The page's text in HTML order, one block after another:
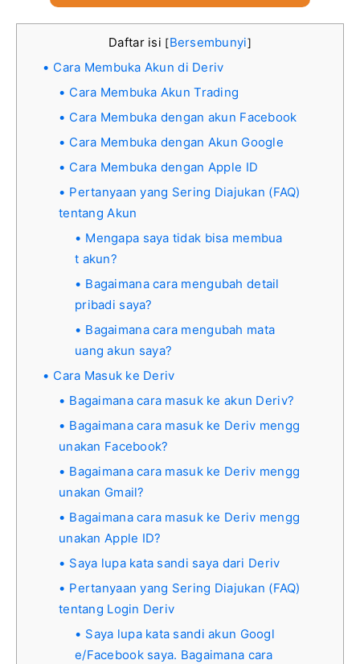
Daftar isi [Bersembunyi]
Cara Membuka Akun di Deriv
Cara Membuka Akun Trading
Cara Membuka dengan akun Facebook
Cara Membuka dengan Akun Google
Cara Membuka dengan Apple ID
Pertanyaan yang Sering Diajukan (FAQ)
tentang Akun
Mengapa saya tidak bisa membua
t akun?
Bagaimana cara mengubah detail
pribadi saya?
Bagaimana cara mengubah mata
uang akun saya?
Cara Masuk ke Deriv
Bagaimana cara masuk ke akun Deriv?
Bagaimana cara masuk ke Deriv mengg
unakan Facebook?
Bagaimana cara masuk ke Deriv mengg
unakan Gmail?
Bagaimana cara masuk ke Deriv mengg
unakan Apple ID?
Saya lupa kata sandi saya dari Deriv
Pertanyaan yang Sering Diajukan (FAQ)
tentang Login Deriv
Saya lupa kata sandi akun Googl
e/Facebook saya. Bagaimana cara